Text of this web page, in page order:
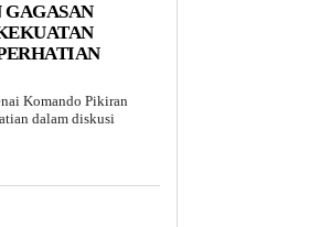
Komando Pikiran
dalam diskusi